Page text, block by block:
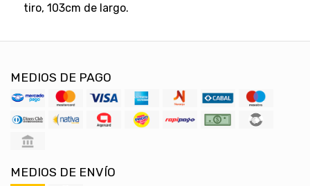
tiro, 103cm de largo.
MEDIOS DE PAGO
MEDIOS DE ENVÍO